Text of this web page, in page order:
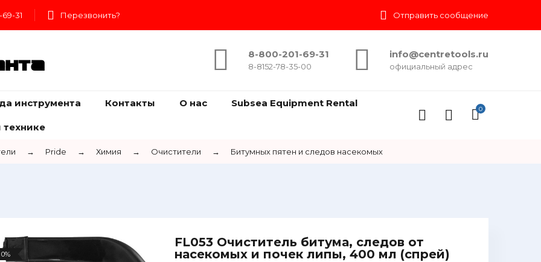
31 Перезвонить? Отправить сообщение
8-800-201-69-31
8-8152-78-35-00
info@centretools.ru
официальный адрес
инструмента Контакты О нас Subsea Equipment Rental
технике
0
→ Pride → Химия → Очистители → Битумных пятен и следов насекомых
0%
FL053 Очиститель битума, следов от
насекомых и почек липы, 400 мл (спрей)